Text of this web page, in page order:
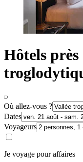
Hôtels près
Où allez-vous ?
Dates
Voyageurs
Je voyage pour affaires